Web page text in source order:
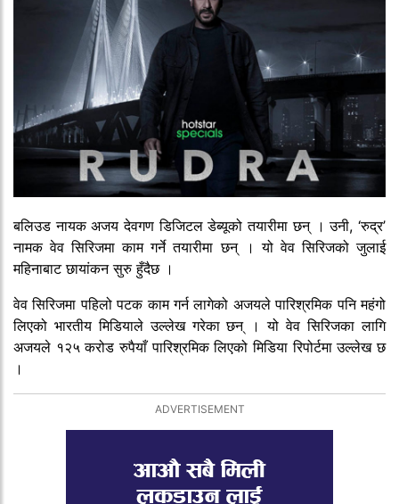
बलिउड नायक अजय देवगण डिजिटल डेब्यूको तयारीमा छन् । उनी, ‘रुद्र’
नामक वेव सिरिजमा काम गर्ने तयारीमा छन् । यो वेव सिरिजको जुलाई
महिनाबाट छायांकन सुरु हुँदैछ ।
वेव सिरिजमा पहिलो पटक काम गर्न लागेको अजयले पारिश्रमिक पनि महंगो
लिएको भारतीय मिडियाले उल्लेख गरेका छन् । यो वेव सिरिजका लागि
अजयले १२५ करोड रुपैयाँ पारिश्रमिक लिएको मिडिया रिपोर्टमा उल्लेख छ
।